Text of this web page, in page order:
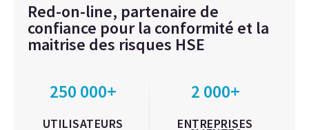
Red-on-line, partenaire de
confiance pour la conformité et la
maitrise des risques HSE
250 000+
UTILISATEURS
2 000+
ENTREPRISES